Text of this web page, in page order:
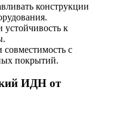
конструкции
устойчивость к
с
покрытий.
ИДН от